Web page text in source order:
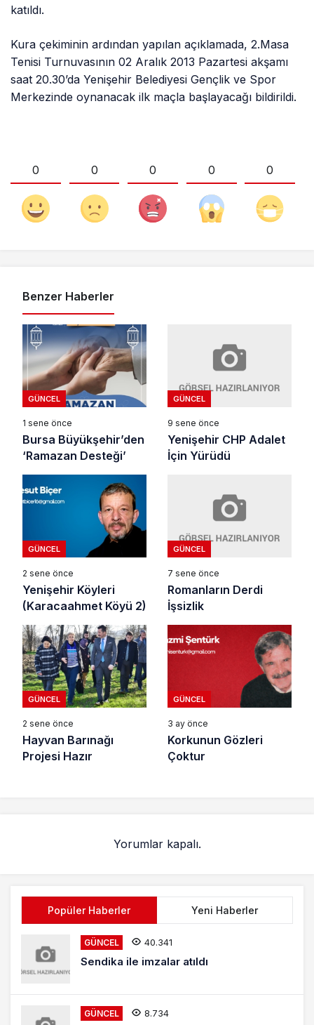
katıldı.
Kura çekiminin ardından yapılan açıklamada, 2.Masa
Tenisi Turnuvasının 02 Aralık 2013 Pazartesi akşamı
saat 20.30’da Yenişehir Belediyesi Gençlik ve Spor
Merkezinde oynanacak ilk maçla başlayacağı bildirildi.
0 0 0 0 0
Benzer Haberler
GÜNCEL
1 sene önce
Bursa Büyükşehir’den
‘Ramazan Desteği’
GÜNCEL
9 sene önce
Yenişehir CHP Adalet
İçin Yürüdü
GÜNCEL
2 sene önce
Yenişehir Köyleri
(Karacaahmet Köyü 2)
GÜNCEL
7 sene önce
Romanların Derdi
İşsizlik
GÜNCEL
2 sene önce
Hayvan Barınağı
Projesi Hazır
GÜNCEL
3 ay önce
Korkunun Gözleri
Çoktur
Yorumlar kapalı.
Popüler Haberler Yeni Haberler
GÜNCEL 40.341
Sendika ile imzalar atıldı
GÜNCEL 8.734